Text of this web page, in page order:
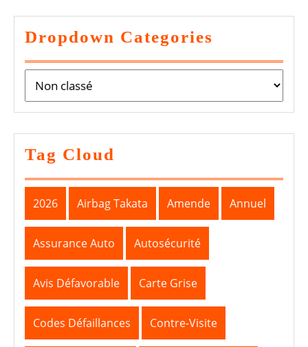
Dropdown Categories
Tag Cloud
2026 Airbag Takata Amende Annuel
Assurance Auto Autosécurité
Avis Défavorable Carte Grise
Codes Défaillances Contre-Visite